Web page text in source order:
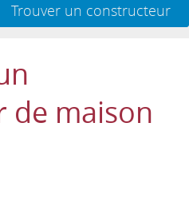
Trouver un constructeur
de maison